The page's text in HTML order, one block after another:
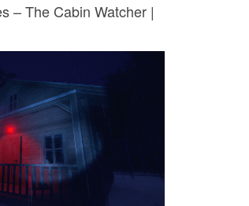
– The Cabin Watcher |